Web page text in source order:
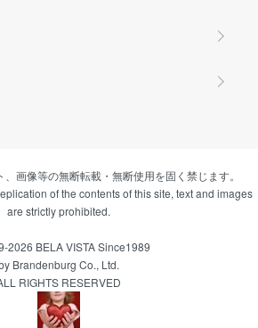
画像等の無断転載・無断使用を固く禁じます。
of the contents of this site, text and images
are strictly prohibited.
2026 BELA VISTA Since1989
Brandenburg Co., Ltd.
RIGHTS RESERVED